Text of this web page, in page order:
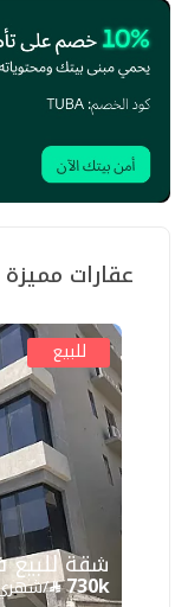
عقارات مميزة
للبيع
730k
/